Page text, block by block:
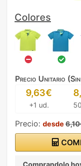
Colores
Precio Unitario
9,63€
+1 ud.
Precio: desde
Comprandolo